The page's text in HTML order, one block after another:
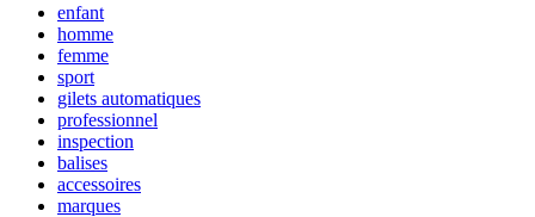
enfant
homme
femme
sport
gilets automatiques
professionnel
inspection
balises
accessoires
marques